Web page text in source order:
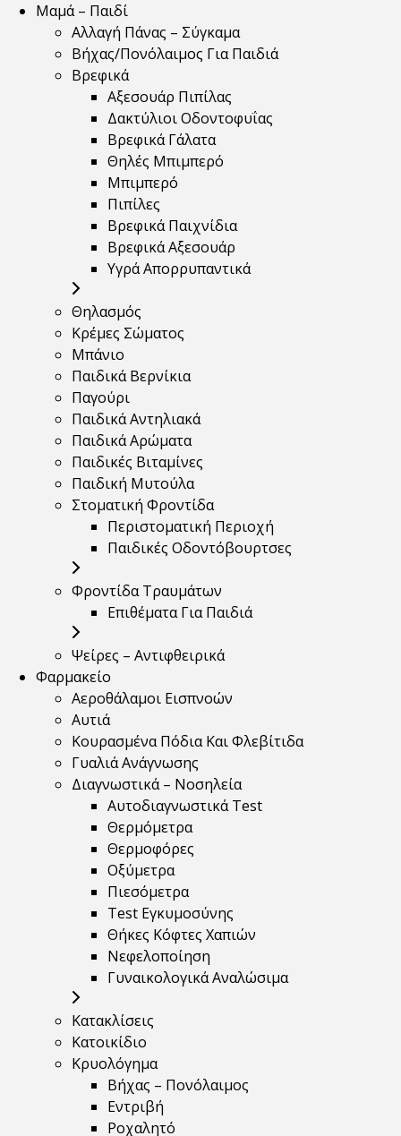
Μαμά – Παιδί
Αλλαγή Πάνας – Σύγκαμα
Βήχας/Πονόλαιμος Για Παιδιά
Βρεφικά
Αξεσουάρ Πιπίλας
Δακτύλιοι Οδοντοφυΐας
Βρεφικά Γάλατα
Θηλές Μπιμπερό
Μπιμπερό
Πιπίλες
Βρεφικά Παιχνίδια
Βρεφικά Αξεσουάρ
Υγρά Απορρυπαντικά
Θηλασμός
Κρέμες Σώματος
Μπάνιο
Παιδικά Βερνίκια
Παγούρι
Παιδικά Αντηλιακά
Παιδικά Αρώματα
Παιδικές Βιταμίνες
Παιδική Μυτούλα
Στοματική Φροντίδα
Περιστοματική Περιοχή
Παιδικές Οδοντόβουρτσες
Φροντίδα Τραυμάτων
Επιθέματα Για Παιδιά
Ψείρες – Αντιφθειρικά
Φαρμακείο
Αεροθάλαμοι Εισπνοών
Αυτιά
Κουρασμένα Πόδια Και Φλεβίτιδα
Γυαλιά Ανάγνωσης
Διαγνωστικά – Νοσηλεία
Αυτοδιαγνωστικά Test
Θερμόμετρα
Θερμοφόρες
Οξύμετρα
Πιεσόμετρα
Test Εγκυμοσύνης
Θήκες Κόφτες Χαπιών
Νεφελοποίηση
Γυναικολογικά Αναλώσιμα
Κατακλίσεις
Κατοικίδιο
Κρυολόγημα
Βήχας – Πονόλαιμος
Εντριβή
Ροχαλητό